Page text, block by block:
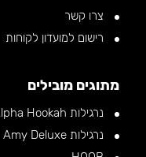
צרו קשר
רישום למועדון לקוחות
מתוגים מובילים
נרגילות Alpha Hookah
נרגילות Amy Deluxe